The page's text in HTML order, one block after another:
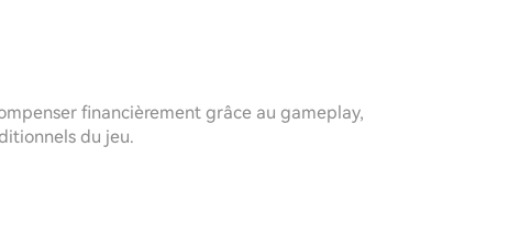
financièrement grâce au gameplay,
du jeu.